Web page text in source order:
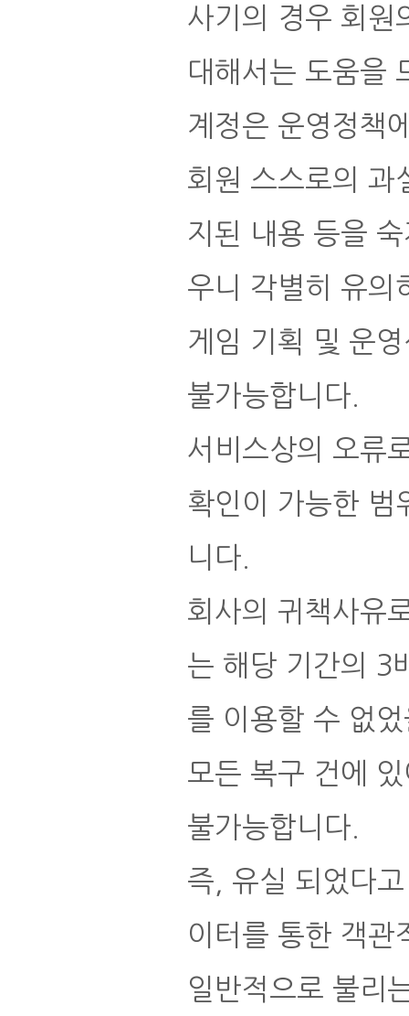
사기의 경우 회원
대해서는 도움을
계정은 운영정책
회원 스스로의 과
지된 내용 등을
우니 각별히 유의
게임 기획 및 운
불가능합니다.
서비스상의 오류
확인이 가능한 범
니다.
회사의 귀책사유
는 해당 기간의 3
를 이용할 수 없
모든 복구 건에
불가능합니다.
즉, 유실 되었다
이터를 통한 객관
일반적으로 불리